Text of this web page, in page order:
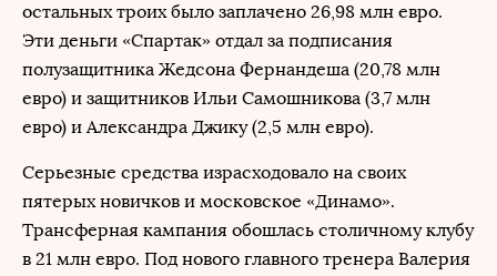
остальных троих было заплачено 26,98 млн евро.
Эти деньги «Спартак» отдал за подписания
полузащитника Жедсона Фернандеша (20,78 млн
евро) и защитников Ильи Самошникова (3,7 млн
евро) и Александра Джику (2,5 млн евро).
Серьезные средства израсходовало на своих
пятерых новичков и московское «Динамо».
Трансферная кампания обошлась столичному клубу
в 21 млн евро. Под нового главного тренера Валерия